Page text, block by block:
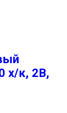
х/к, 2B,